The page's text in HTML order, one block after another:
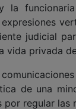
la
judicial
vida privada
de una
regular las